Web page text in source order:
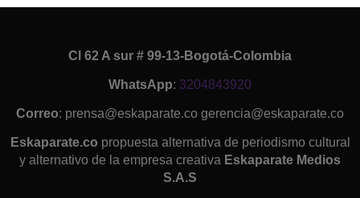
Cl 62 A sur # 99-13-Bogotá-Colombia
WhatsApp: 3204843920
Correo: prensa@eskaparate.co gerencia@eskaparate.co
Eskaparate.co propuesta alternativa de periodismo cultural
y alternativo de la empresa creativa Eskaparate Medios
S.A.S